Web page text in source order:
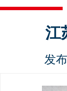
江
发